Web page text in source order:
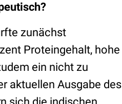
zunächst
Proteingehalt, hohe
ein nicht zu
aktuellen Ausgabe des